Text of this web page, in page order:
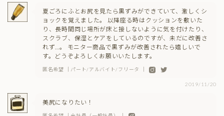
夏ごろにふとお尻を見たら黒ずみができていて、激しくシ
ョックを覚えました。 以降座る時はクッションを敷いた
り、長時間同じ場所が床と接しないように気を付けたり、
スクラブ、保湿とケアをしているのですが、未だに改善さ
れず…。 モニター商品で黒ずみが改善されたら嬉しいで
す。どうぞよろしくお願いいたします。
匿名希望 ｜パート/アルバイト/フリータ ｜
2019/11/20
美尻になりたい！